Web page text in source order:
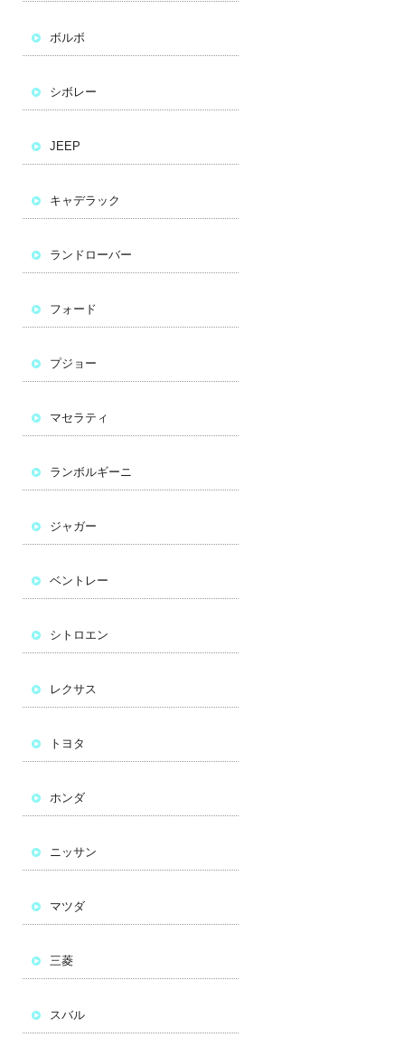
ボルボ
シボレー
JEEP
キャデラック
ランドローバー
フォード
プジョー
マセラティ
ランボルギーニ
ジャガー
ベントレー
シトロエン
レクサス
トヨタ
ホンダ
ニッサン
マツダ
三菱
スバル